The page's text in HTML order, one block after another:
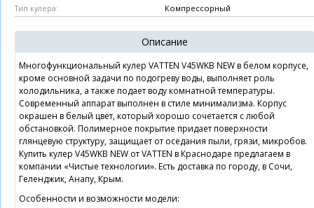
Тип кулера: Компрессорный
Описание
Многофункциональный кулер VATTEN V45WKB NEW в белом корпусе,
кроме основной задачи по подогреву воды, выполняет роль
холодильника, а также подает воду комнатной температуры.
Современный аппарат выполнен в стиле минимализма. Корпус
окрашен в белый цвет, который хорошо сочетается с любой
обстановкой. Полимерное покрытие придает поверхности
глянцевую структуру, защищает от оседания пыли, грязи, микробов.
Купить кулер V45WKB NEW от VATTEN в Краснодаре предлагаем в
компании «Чистые технологии». Есть доставка по городу, в Сочи,
Геленджик, Анапу, Крым.
Особенности и возможности модели: